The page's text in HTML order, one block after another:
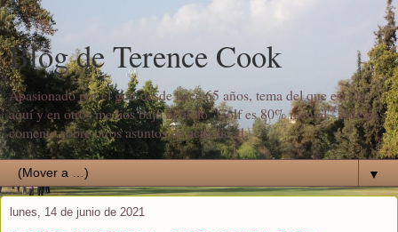
Blog de Terence Cook
Apasionado por el golf desde hace 65 años, tema del que escribo
aquí y en otros medios bajo el título "Golf es 80% mental". Además
comento sobre otros asuntos de actualidad.
▼
lunes, 14 de junio de 2021